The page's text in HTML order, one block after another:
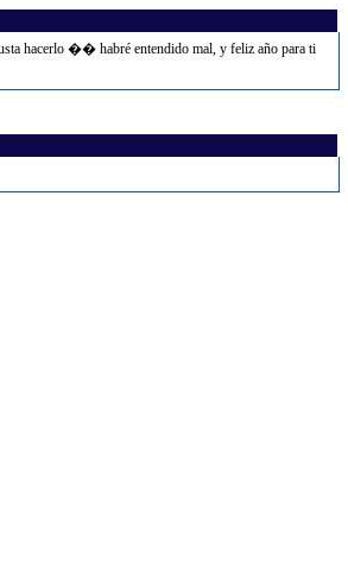
hacerlo �� habré entendido mal, y feliz año para ti